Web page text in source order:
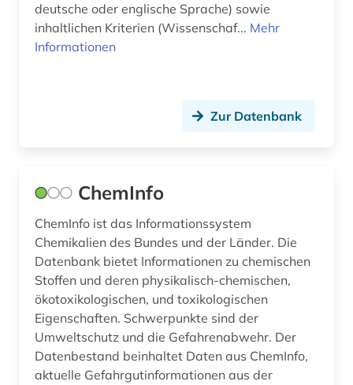
pharmazie (14)
polymerforschung (1)
primärquelle (1)
produkt (1)
programmierung (1)
psychologie (1)
quelle (2)
deutsche oder englische Sprache) sowie
inhaltlichen Kriterien (Wissenschaf... Mehr
Informationen
Zur Datenbank
ChemInfo
ChemInfo ist das Informationssystem
Chemikalien des Bundes und der Länder. Die
Datenbank bietet Informationen zu chemischen
Stoffen und deren physikalisch-chemischen,
ökotoxikologischen, und toxikologischen
Eigenschaften. Schwerpunkte sind der
Umweltschutz und die Gefahrenabwehr. Der
Datenbestand beinhaltet Daten aus ChemInfo,
aktuelle Gefahrgutinformationen aus der